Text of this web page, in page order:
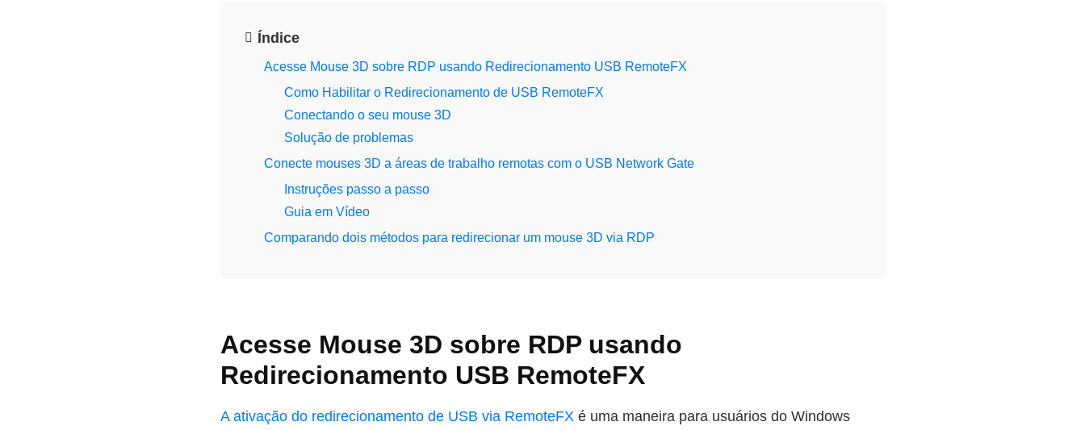
Índice
Acesse Mouse 3D sobre RDP usando Redirecionamento USB RemoteFX
Como Habilitar o Redirecionamento de USB RemoteFX
Conectando o seu mouse 3D
Solução de problemas
Conecte mouses 3D a áreas de trabalho remotas com o USB Network Gate
Instruções passo a passo
Guia em Vídeo
Comparando dois métodos para redirecionar um mouse 3D via RDP
Acesse Mouse 3D sobre RDP usando
Redirecionamento USB RemoteFX
A ativação do redirecionamento de USB via RemoteFX é uma maneira para usuários do Windows